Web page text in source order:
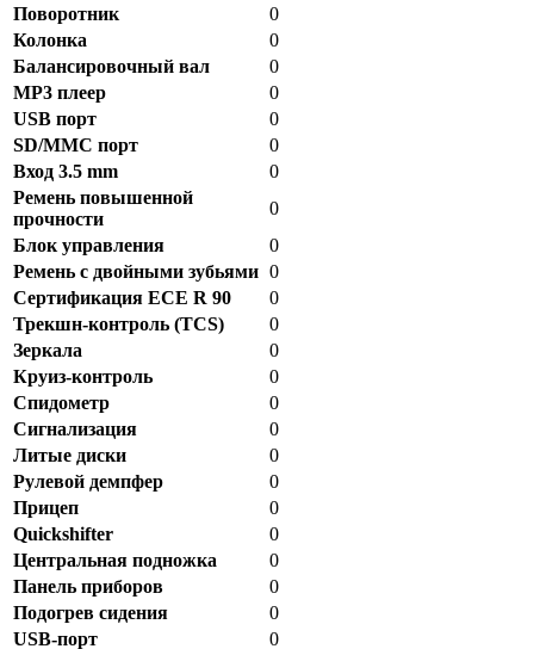
Поворотник
0
Колонка
0
Балансировочный вал
0
MP3 плеер
0
USB порт
0
SD/MMC порт
0
Вход 3.5 mm
0
Ремень повышенной
прочности
0
Блок управления
0
Ремень с двойными зубьями 0
Сертификация ECE R 90
0
Трекшн-контроль (TCS)
0
Зеркала
0
Круиз-контроль
0
Спидометр
0
Сигнализация
0
Литые диски
0
Рулевой демпфер
0
Прицеп
0
Quickshifter
0
Центральная подножка
0
Панель приборов
0
Подогрев сидения
0
USB-порт
0